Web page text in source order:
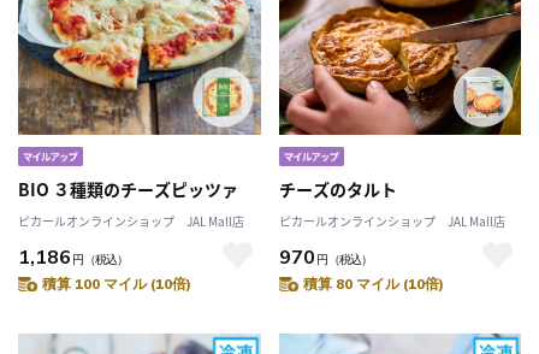
BIO ３種類のチーズピッツァ
ピカールオンラインショップ JAL Mall店
1,186 円 （税込）
積算 100 マイル (10倍)
チーズのタルト
ピカールオンラインショップ JAL Mall店
970 円 （税込）
積算 80 マイル (10倍)